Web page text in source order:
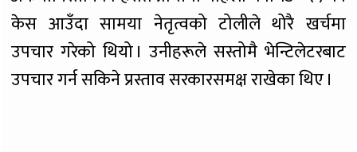
केस आउँदा सामया नेतृत्वको टोलीले थोरै खर्चमा
उपचार गरेको थियो । उनीहरूले सस्तोमै भेन्टिलेटरबाट
उपचार गर्न सकिने प्रस्ताव सरकारसमक्ष राखेका थिए ।